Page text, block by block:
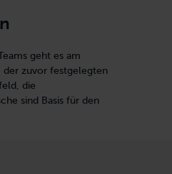
geht es am
der zuvor festgelegten
die
sind Basis für den